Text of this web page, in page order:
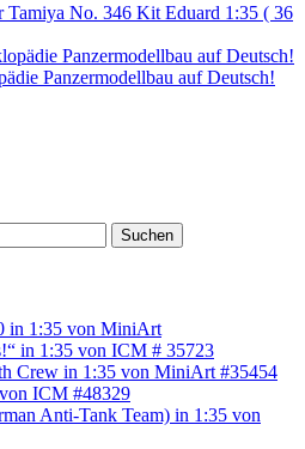
No. 346 Kit Eduard 1:35 ( 36
Panzermodellbau auf Deutsch!
Suchen
in 1:35 von MiniArt
in 1:35 von ICM # 35723
Crew in 1:35 von MiniArt #35454
ICM #48329
Anti-Tank Team) in 1:35 von